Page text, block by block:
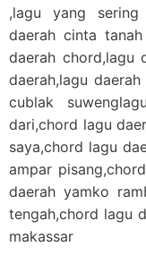
,lagu yang sering
daerah cinta
daerah chord,lagu
daerah,lagu
cublak
dari,chord lagu
saya,chord lagu
ampar
daerah yamko
tengah,chord lagu
makassar